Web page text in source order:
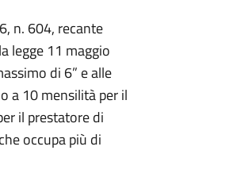
n. 604, recante
legge 11 maggio
di 6” e alle
a 10 mensilità per il
il prestatore di
occupa più di